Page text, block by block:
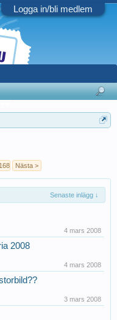
Logga in/bli medlem
168 Nästa >
Senaste inlägg ↓
4 mars 2008
2008
4 mars 2008
3 mars 2008